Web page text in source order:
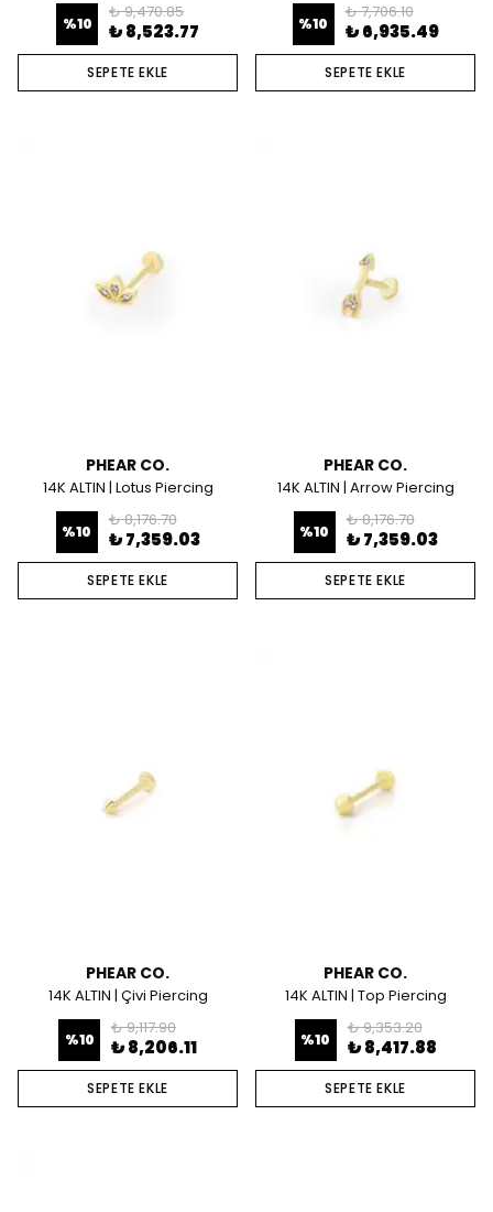
%10
₺ 9,470.85
₺ 8,523.77
SEPETE EKLE
%10
₺ 7,706.10
₺ 6,935.49
SEPETE EKLE
PHEAR CO.
14K ALTIN | Lotus Piercing
%10
₺ 8,176.70
₺ 7,359.03
SEPETE EKLE
PHEAR CO.
14K ALTIN | Arrow Piercing
%10
₺ 8,176.70
₺ 7,359.03
SEPETE EKLE
PHEAR CO.
14K ALTIN | Çivi Piercing
%10
₺ 9,117.90
₺ 8,206.11
SEPETE EKLE
PHEAR CO.
14K ALTIN | Top Piercing
%10
₺ 9,353.20
₺ 8,417.88
SEPETE EKLE